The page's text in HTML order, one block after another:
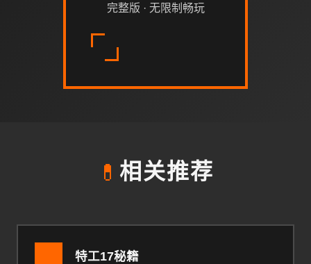
完整版 · 无限制畅玩
💊 相关推荐
特工17秘籍